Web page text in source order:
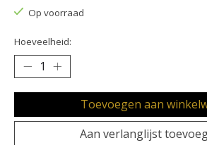
Op voorraad
Hoeveelheid:
Toevoegen aan
Aan verlanglijst